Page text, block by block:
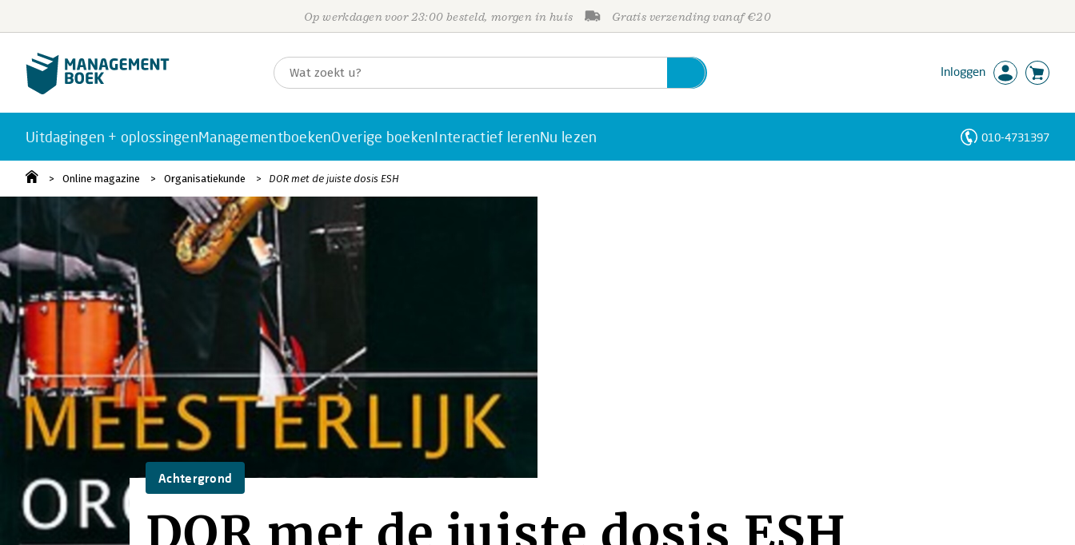
Op werkdagen voor 23:00 besteld, morgen in huis Gratis verzending vanaf €20
Inloggen
Uitdagingen + oplossingenManagementboekenOverige boekenInteractief lerenNu lezen 010-4731397
Online magazine Organisatiekunde DOR met de juiste dosis ESH
Achtergrond
Personen